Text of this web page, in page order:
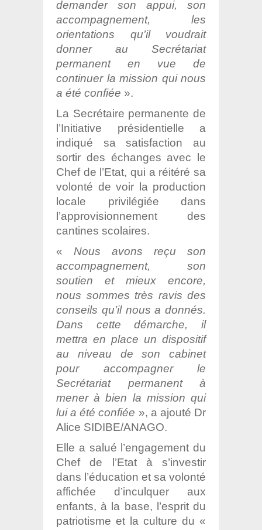
demander son appui, son
accompagnement, les
orientations qu’il voudrait
donner au Secrétariat
permanent en vue de
continuer la mission qui nous
a été confiée ».
La Secrétaire permanente de
l’Initiative présidentielle a
indiqué sa satisfaction au
sortir des échanges avec le
Chef de l’Etat, qui a réitéré sa
volonté de voir la production
locale privilégiée dans
l’approvisionnement des
cantines scolaires.
« Nous avons reçu son
accompagnement, son
soutien et mieux encore,
nous sommes très ravis des
conseils qu’il nous a donnés.
Dans cette démarche, il
mettra en place un dispositif
au niveau de son cabinet
pour accompagner le
Secrétariat permanent à
mener à bien la mission qui
lui a été confiée », a ajouté Dr
Alice SIDIBE/ANAGO.
Elle a salué l’engagement du
Chef de l’Etat à s’investir
dans l’éducation et sa volonté
affichée d’inculquer aux
enfants, à la base, l’esprit du
patriotisme et la culture du «